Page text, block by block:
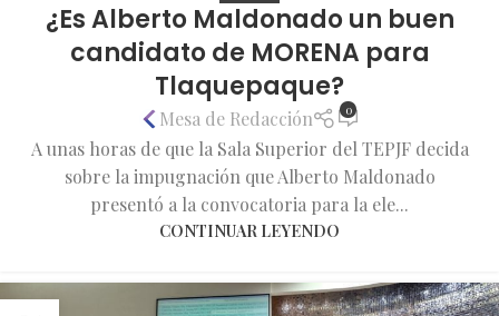
¿Es Alberto Maldonado un buen
candidato de MORENA para
Tlaquepaque?
Mesa de Redacción 0
A unas horas de que la Sala Superior del TEPJF decida
sobre la impugnación que Alberto Maldonado
presentó a la convocatoria para la ele...
CONTINUAR LEYENDO